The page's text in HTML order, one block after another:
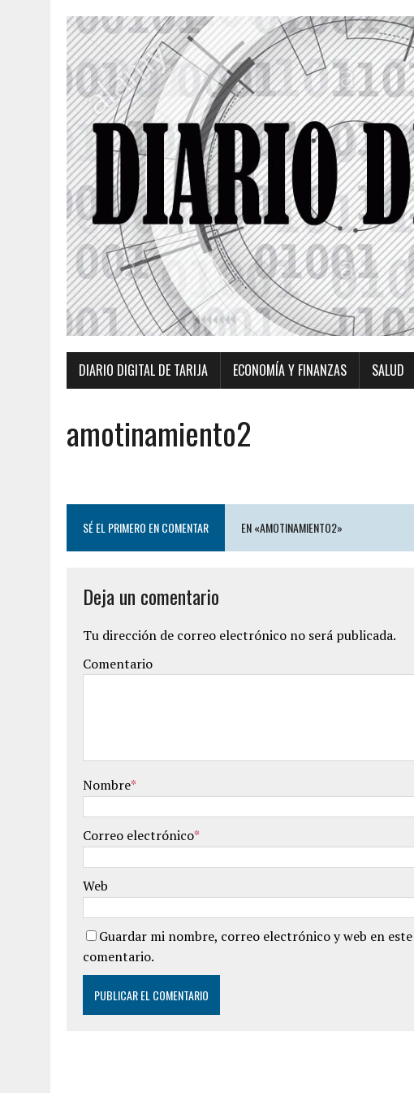
DIARIO DIGITAL DE TARIJA ECONOMÍA Y FINANZAS SALUD
amotinamiento2
SÉ EL PRIMERO EN COMENTAR EN «AMOTINAMIENTO2»
Deja un comentario
Tu dirección de correo electrónico no será publicada.
Comentario
Nombre*
Correo electrónico*
Web
Guardar mi nombre, correo electrónico y web en
comentario.